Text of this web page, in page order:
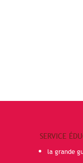
SERVICE
la grande